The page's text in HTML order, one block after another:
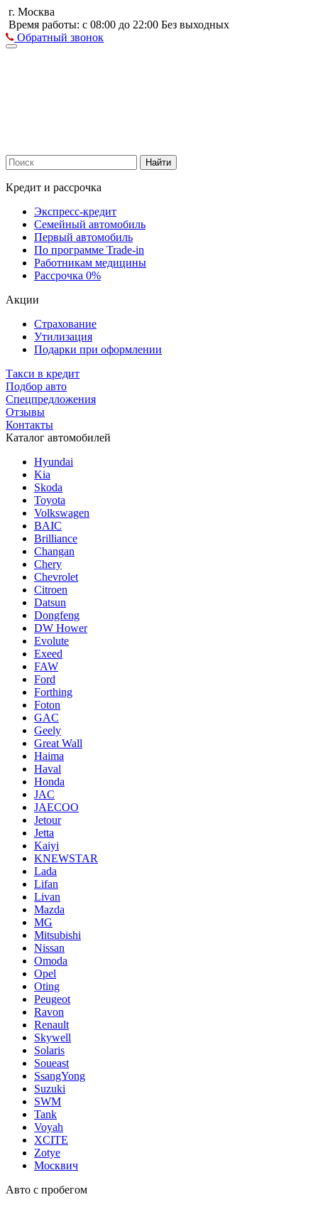
г. Москва
Время работы: с 08:00 до 22:00 Без выходных
Обратный звонок
Найти
Кредит и рассрочка
Экспресс-кредит
Семейный автомобиль
Первый автомобиль
По программе Trade-in
Работникам медицины
Рассрочка 0%
Акции
Страхование
Утилизация
Подарки при оформлении
Такси в кредит
Подбор авто
Спецпредложения
Отзывы
Контакты
Каталог автомобилей
Hyundai
Kia
Skoda
Toyota
Volkswagen
BAIC
Brilliance
Changan
Chery
Chevrolet
Citroen
Datsun
Dongfeng
DW Hower
Evolute
Exeed
FAW
Ford
Forthing
Foton
GAC
Geely
Great Wall
Haima
Haval
Honda
JAC
JAECOO
Jetour
Jetta
Kaiyi
KNEWSTAR
Lada
Lifan
Livan
Mazda
MG
Mitsubishi
Nissan
Omoda
Opel
Oting
Peugeot
Ravon
Renault
Skywell
Solaris
Soueast
SsangYong
Suzuki
SWM
Tank
Voyah
XCITE
Zotye
Москвич
Авто с пробегом